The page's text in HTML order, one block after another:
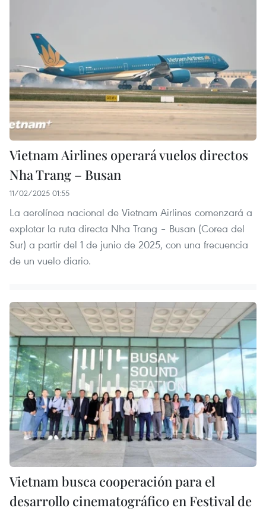
Vietnam Airlines operará vuelos directos
Nha Trang – Busan
11/02/2025 01:55
La aerolínea nacional de Vietnam Airlines comenzará a
explotar la ruta directa Nha Trang – Busan (Corea del
Sur) a partir del 1 de junio de 2025, con una frecuencia
de un vuelo diario.
Vietnam busca cooperación para el
desarrollo cinematográfico en Festival de